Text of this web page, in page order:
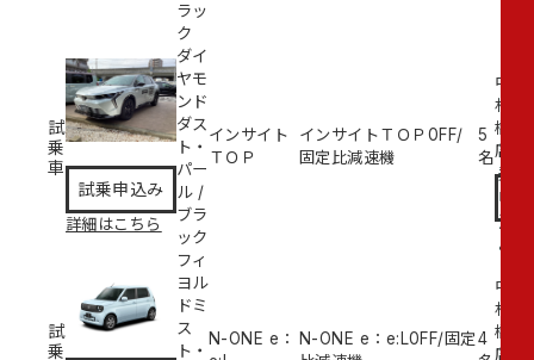
ラッ
ク
試
乗
車
試乗申込み
詳細はこちら
ダイ
ヤモ
ンド
ダス
ト・
パー
ル/
ブラ
ック
インサイト
ＴＯＰ
インサイトＴＯＰ 0FF/
固定比減速機
5
名
中
村
橋
店試
乗
申
込
み
試
乗
フィ
ヨル
ドミ
ス
ト・
N-ONE e：
N-ONE e：e:L0FF/固定4
中
村
橋
店試